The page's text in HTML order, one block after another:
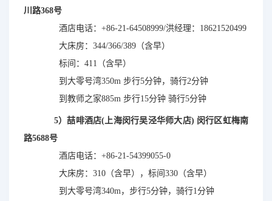
川路368号
酒店电话：+86-21-64508999/洪经理：18621520499
大床房：344/366/389（含早）
标间：411（含早）
到大零号湾350m 步行5分钟，骑行2分钟
到教师之家885m 步行15分钟 骑行5分钟
5）喆啡酒店(上海闵行吴泾华师大店) 闵行区虹梅南
路5688号
酒店电话：+86-21-54399055-0
大床房：310（含早），标间330（含早）
到大零号湾340m，步行5分钟，骑行1分钟